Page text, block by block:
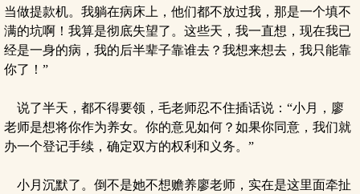
当做提款机。我躺在病床上，他们都不放过我，那是一个填不
满的坑啊！我算是彻底失望了。这些天，我一直想，现在我已
经是一身的病，我的后半辈子靠谁去？我想来想去，我只能靠
你了！”
说了半天，都不得要领，毛老师忍不住插话说：“小月，廖
老师是想将你作为养女。你的意见如何？如果你同意，我们就
办一个登记手续，确定双方的权利和义务。”
小月沉默了。倒不是她不想赡养廖老师，实在是这里面牵扯